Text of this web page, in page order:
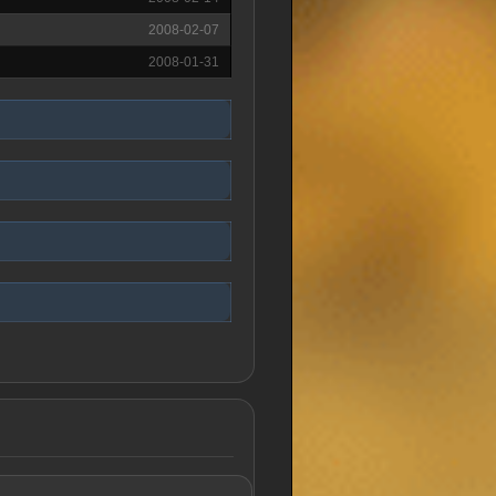
2008-02-07
2008-01-31